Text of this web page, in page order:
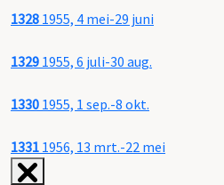
1328 1955, 4 mei-29 juni
1329 1955, 6 juli-30 aug.
1330 1955, 1 sep.-8 okt.
1331 1956, 13 mrt.-22 mei